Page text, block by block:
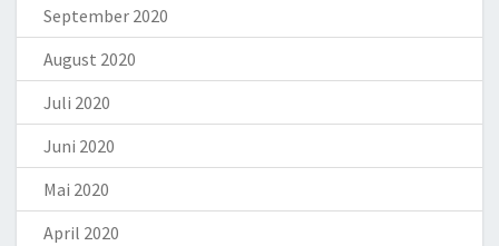
September 2020
August 2020
Juli 2020
Juni 2020
Mai 2020
April 2020